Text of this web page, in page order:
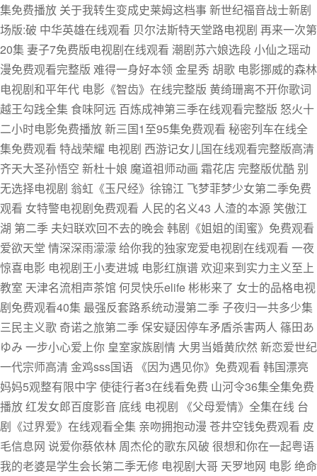
集免费播放 关于我转生变成史莱姆这档事 新世纪福音战士新剧
场版:破 中华英雄在线观看 贝尔法斯特天堂路电视剧 再来一次第
20集 妻子7免费版电视剧在线观看 潮剧苏六娘选段 小仙之瑶动
漫免费观看完整版 难得一身好本领 金星秀 胡歌 电影挪威的森林
电视剧和平年代 电影《智齿》在线完整版 黄绮珊离不开你歌词
越王勾践全集 食味阿远 百炼成神第三季在线观看完整版 怒火十
二小时电影免费播放 新三国1至95集免费观看 秘密列车在线全
集免费观看 特战荣耀 电视剧 西游记女儿国在线观看完整版高清
齐天大圣孙悟空 新杜十娘 魔道祖师动画 霜花店 完整版优酷 别
无选择电视剧 翁虹《玉尺经》徐锦江 飞梦菲梦少女第二季免费
观看 女特警电视剧免费观看 人民的名义43 人渣的本源 笑傲江
湖 第二季 夫妇联欢回不去的晚会 韩剧《姐姐的闺蜜》免费观看
爱欲天堂 情深深雨濛濛 给你我的独家宠爱电视剧在线观看 一夜
惊喜电影 电视剧王小麦进城 电影红旗谱 欢迎来到实力主义至上
教室 天津名流相声茶馆 何炅快乐elife 彬彬来了 女士的品格电视
剧免费观看40集 最强反套路系统动漫第二季 子夜归一共多少集
三民主义歌 奇诺之旅第二季 保安疑因停车矛盾杀害两人 篠田あ
ゆみ 一步小心爱上你 皇室家族剧情 大男当婚黄欣然 新恋爱世纪
一代宗师高清 金鸡sss国语 《因为遇见你》免费观看 韩国漂亮
妈妈5观整有限中字 使徒行者3在线看免费 山河令36集全集免费
播放 红发女郎百度影音 底线 电视剧 《父母爱情》全集在线 台
剧《过界爱》在线观看全集 亲吻拥抱动漫 苍井空钱免费观看 皮
毛信息网 说爱你蔡依林 周杰伦的歌东风破 很想和你在一起粤语
我的老婆是学生会长第二季无修 电视剧大哥 天罗地网 电影 绝命